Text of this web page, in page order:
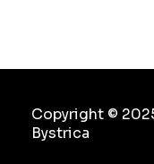
Copyright ©
Bystrica